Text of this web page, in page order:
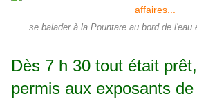
se balader à la Pountare au bord de l'eau
Dès 7 h 30 tout était
permis aux exposants de